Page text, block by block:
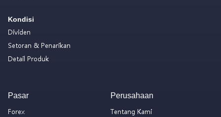
Kondisi
Dividen
Setoran & Penarikan
Detail Produk
Pasar
Forex
Perusahaan
Tentang Kami